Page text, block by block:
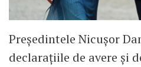
Președintele Nicușor
declarațiile de avere și